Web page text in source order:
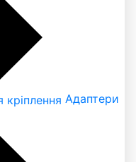
Адаптери